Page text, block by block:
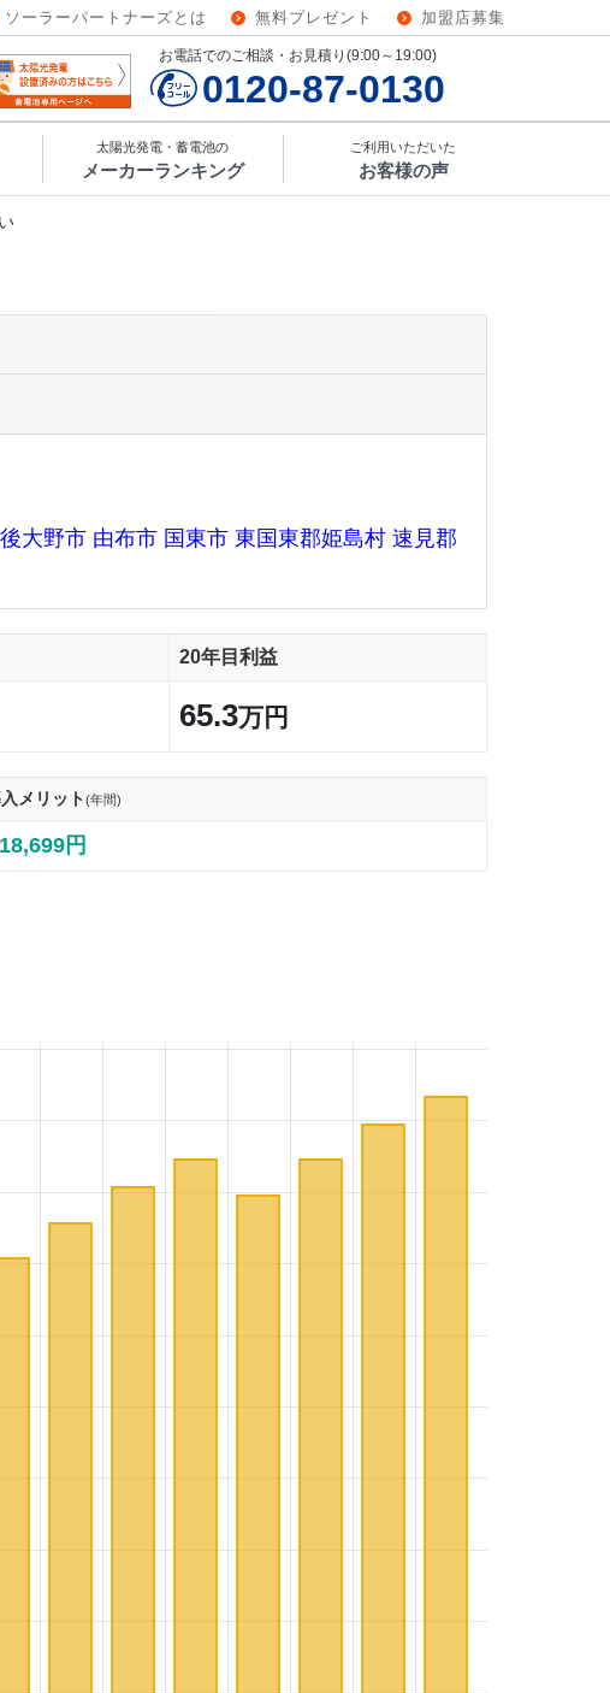
ソーラーパートナーズとは 無料プレゼント 加盟店募集
お電話でのご相談・お見積り(9:00～19:00)
0120-87-0130
太陽光発電・蓄電池の
メーカーランキング
ご利用いただいた
お客様の声
大野市 由布市 国東市 東国東郡姫島村 速見郡
20年目利益
65.3万円
メリット(年間)
円